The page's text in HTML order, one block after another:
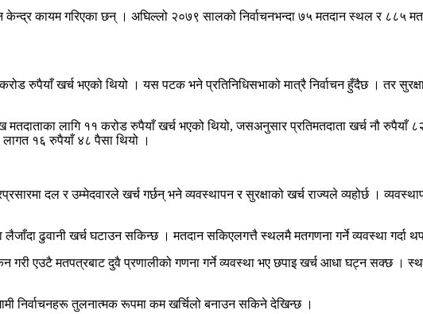
कायम गरिएका छन् । अघिल्लो २०७९ सालको निर्वाचनभन्दा ७५ मतदान स्थल र ८८५
रुपैयाँ खर्च भएको थियो । यस पटक भने प्रतिनिधिसभाको मात्रै निर्वाचन हुँदैछ । तर
लागि ११ करोड रुपैयाँ खर्च भएको थियो, जसअनुसार प्रतिमतदाता खर्च नौ
लागत १६ रुपैयाँ ४८ पैसा थियो ।
दल र उम्मेदवारले खर्च गर्छन् भने व्यवस्थापन र सुरक्षाको खर्च राज्यले व्यहोर्छ ।
ढुवानी खर्च घटाउन सकिन्छ । मतदान सकिएलगत्तै स्थलमै मतगणना गर्ने व्यवस्था गर्दा
गरी एउटै मतपत्रबाट दुवै प्रणालीको गणना गर्ने व्यवस्था भए छपाइ खर्च आधा घट्न सक्छ ।
निर्वाचनहरू तुलनात्मक रूपमा कम खर्चिलो बनाउन सकिने देखिन्छ ।